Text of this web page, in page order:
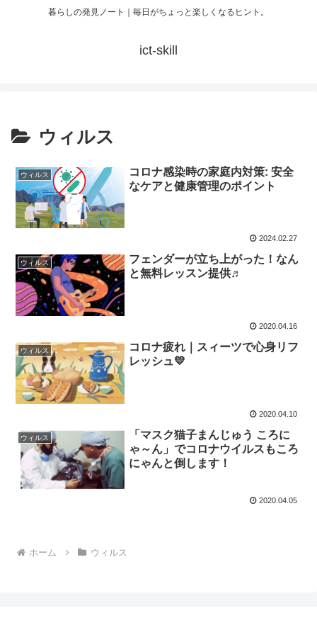
暮らしの発見ノート｜毎日がちょっと楽しくなるヒント。
ict-skill
ウィルス
ウィルス
コロナ感染時の家庭内対策: 安全
なケアと健康管理のポイント
2024.02.27
ウィルス
フェンダーが立ち上がった！なん
と無料レッスン提供♬
2020.04.16
ウィルス
コロナ疲れ｜スィーツで心身リフ
レッシュ💛
2020.04.10
ウィルス
「マスク猫子まんじゅう ころに
ゃ～ん」でコロナウイルスもころ
にゃんと倒します！
2020.04.05
ホーム ウィルス